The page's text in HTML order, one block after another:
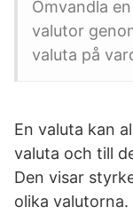
Omvandla
valutor
valuta på
En valuta kan
valuta och till
Den visar
olika valutorna.